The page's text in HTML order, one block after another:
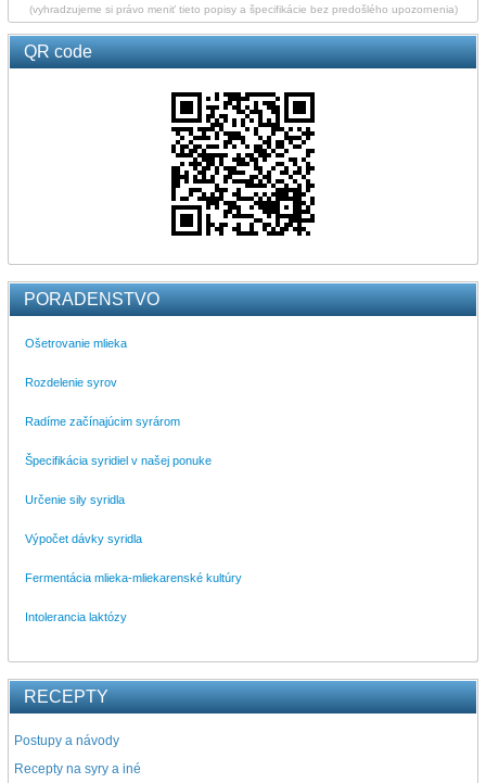
PORADENSTVO
Ošetrovanie mlieka
Rozdelenie syrov
Radíme začínajúcim syrárom
Špecifikácia syridiel v našej ponuke
Určenie sily syridla
Výpočet dávky syridla
Fermentácia mlieka-mliekarenské kultúry
Intolerancia laktózy
RECEPTY
Postupy a návody
Recepty na syry a iné
(vyhradzujeme si právo meniť tieto popisy a špecifikácie bez predošlého upozornenia)
QR code